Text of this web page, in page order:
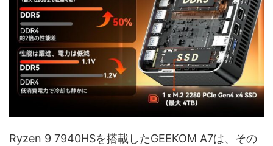
Ryzen 9 7940HSを搭載したGEEKOM A7は、その